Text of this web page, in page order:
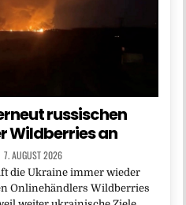
russischen
Wildberries an
7. AUGUST 2026
die Ukraine immer wieder
Onlinehändlers Wildberries